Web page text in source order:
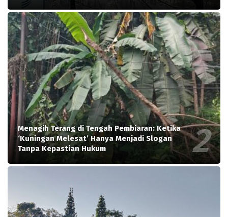
Menagih Terang di Tengah Pembiaran: Ketika
‘Kuningan Melesat’ Hanya Menjadi Slogan
Tanpa Kepastian Hukum